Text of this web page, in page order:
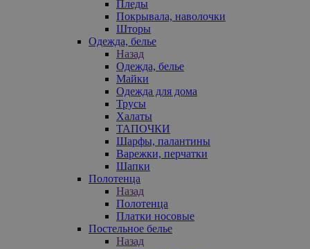
Пледы
Покрывала, наволочки
Шторы
Одежда, белье
Назад
Одежда, белье
Майки
Одежда для дома
Трусы
Халаты
ТАПОЧКИ
Шарфы, палантины
Варежки, перчатки
Шапки
Полотенца
Назад
Полотенца
Платки носовые
Постельное белье
Назад